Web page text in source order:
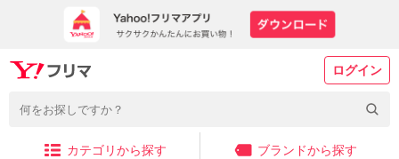
ログイン
カテゴリから探す ブランドから探す